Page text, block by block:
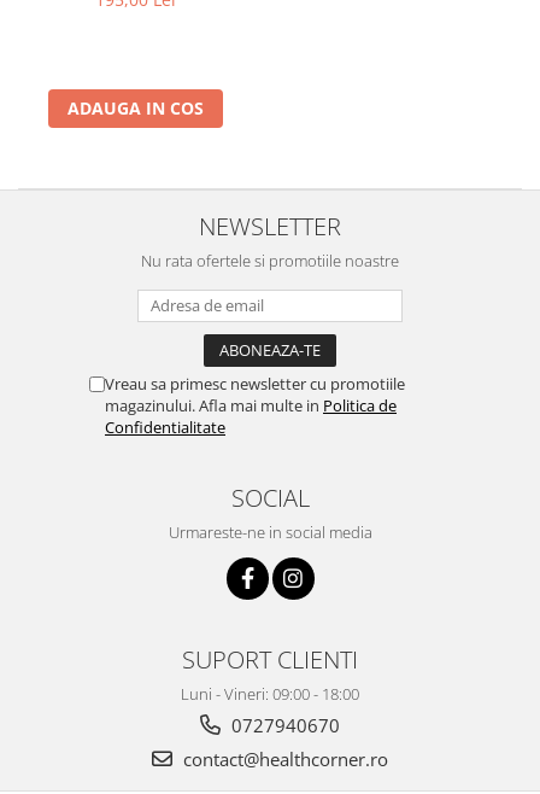
ADAUGA IN COS
NEWSLETTER
Nu rata ofertele si promotiile noastre
Vreau sa primesc newsletter cu promotiile
magazinului. Afla mai multe in Politica de
Confidentialitate
SOCIAL
Urmareste-ne in social media
SUPORT CLIENTI
Luni - Vineri: 09:00 - 18:00
0727940670
contact@healthcorner.ro